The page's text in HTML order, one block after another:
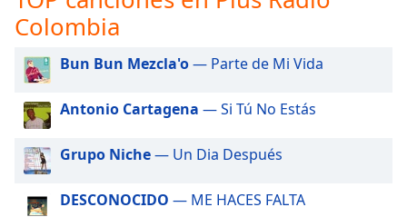
settings
dialog
subtitles
off
selected
Audio
Track
in-
Picture
Colombia
Bun Bun Mezcla'o— Parte de Mi Vida
Antonio Cartagena — Si Tú No Estás
Grupo Niche— Un Dia Después
DESCONOCIDO — ME HACES FALTA